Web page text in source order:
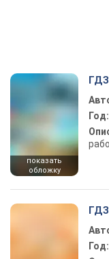
показать
обложку
Год:
Год: